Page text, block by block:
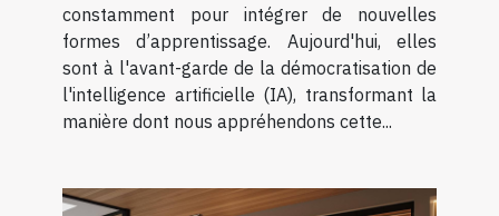
constamment pour intégrer de nouvelles
formes d’apprentissage. Aujourd'hui, elles
sont à l'avant-garde de la démocratisation de
l'intelligence artificielle (IA), transformant la
manière dont nous appréhendons cette...